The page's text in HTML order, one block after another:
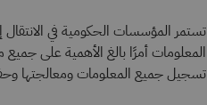
تستمر المؤسسات الحكومية في
المعلومات أمرًا بالغ الأهمية على جميع
تسجيل جميع المعلومات ومعالجتها